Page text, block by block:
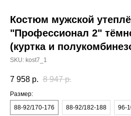
Костюм мужской
"Профессионал 2"
(куртка и
SKU: kost7_1
7 958 р. 8 947 р.
Размер:
88-92/170-176
88-92/182-188 96-